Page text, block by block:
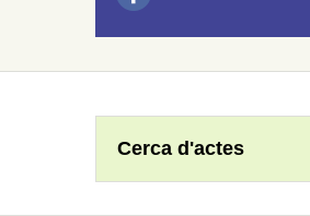
Cerca d'actes